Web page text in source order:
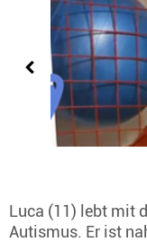
Luca (11) lebt mit
Autismus. Er ist